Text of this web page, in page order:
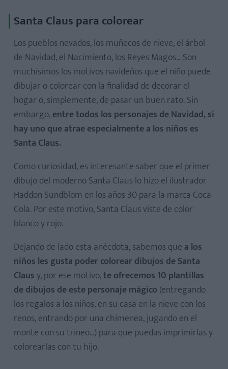
Santa Claus para colorear
Los pueblos nevados, los muñecos de nieve, el árbol
de Navidad, el Nacimiento, los Reyes Magos... Son
muchísimos los motivos navideños que el niño puede
dibujar o colorear con la finalidad de decorar el
hogar o, simplemente, de pasar un buen rato. Sin
embargo,entre todos los personajes de Navidad, si
hay uno que atrae especialmente a los niños es
Santa Claus.
Como curiosidad, es interesante saber que el primer
dibujo del moderno Santa Claus lo hizo el ilustrador
Haddon Sundblom en los años 30 para la marca Coca
Cola. Por este motivo, Santa Claus viste de color
blanco y rojo.
Dejando de lado esta anécdota, sabemos que a los
niños les gusta poder colorear dibujos de Santa
Clausy, por ese motivo,te ofrecemos 10 plantillas
de dibujos de este personaje mágico (entregando
los regalos a los niños, en su casa en la nieve con los
renos, entrando por una chimenea, jugando en el
monte con su trineo...) para que puedas imprimirlas y
colorearlas con tu hijo.